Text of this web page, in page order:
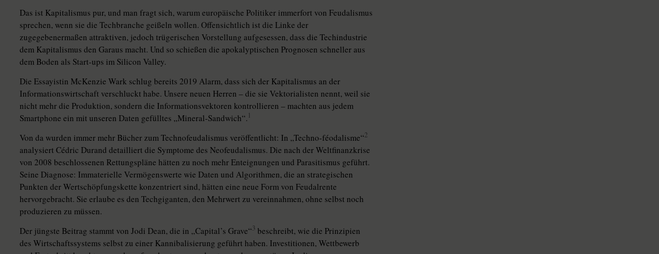
Das ist Kapitalismus pur, und man fragt sich, warum europäische Politiker immerfort von Feudalismus
sprechen, wenn sie die Techbranche geißeln wollen. Offensichtlich ist die Linke der
zugegebenermaßen attraktiven, jedoch trügerischen Vorstellung aufgesessen, dass die Techindustrie
dem Kapitalismus den Garaus macht. Und so schießen die apokalyptischen Prognosen schneller aus
dem Boden als Start-ups im Silicon Valley.
Die Essayistin McKenzie Wark schlug bereits 2019 Alarm, dass sich der Kapitalismus an der
Informationswirtschaft verschluckt habe. Unsere neuen Herren – die sie Vektorialisten nennt, weil sie
nicht mehr die Produktion, sondern die Informationsvektoren kontrollieren – machten aus jedem
Smartphone ein mit unseren Daten gefülltes „Mineral-Sandwich“. 1
Von da wurden immer mehr Bücher zum Technofeudalismus veröffentlicht: In „Techno-féodalisme“2
analysiert Cé­dric Durand detailliert die Symptome des Neofeudalismus. Die nach der Weltfinanzkrise
von 2008 beschlossenen Rettungspläne hätten zu noch mehr Enteignungen und Parasitismus geführt.
Seine Diagnose: Immaterielle Vermögenswerte wie Daten und Algorithmen, die an strategischen
Punkten der Wertschöpfungskette konzentriert sind, hätten eine neue Form von Feudalrente
hervorgebracht. Sie erlaube es den Techgiganten, den Mehrwert zu vereinnahmen, ohne selbst noch
produzieren zu müssen.
Der jüngste Beitrag stammt von Jodi Dean, die in „Capital’s Grave“3 beschreibt, wie die Prinzipien
des Wirtschaftssystems selbst zu einer Kannibalisierung geführt haben. Investitionen, Wettbewerb